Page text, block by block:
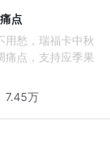
点
用愁，瑞福卡中秋
痛点，支持应季果
7.45万